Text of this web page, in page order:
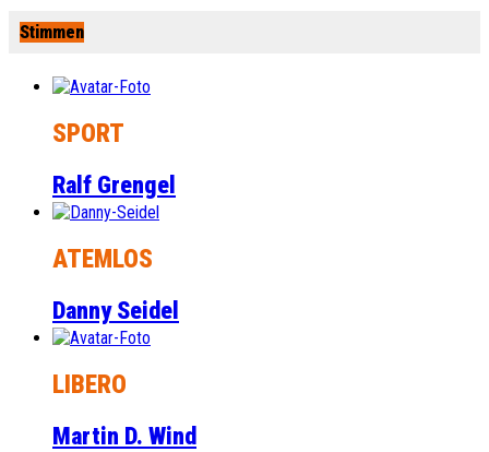
Stimmen
SPORT
Ralf Grengel
ATEMLOS
Danny Seidel
LIBERO
Martin D. Wind